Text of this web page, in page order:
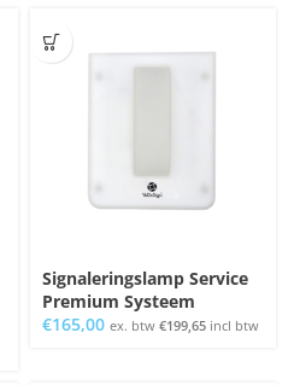
Signaleringslamp Service
Premium Systeem
€165,00 ex. btw €199,65 incl btw